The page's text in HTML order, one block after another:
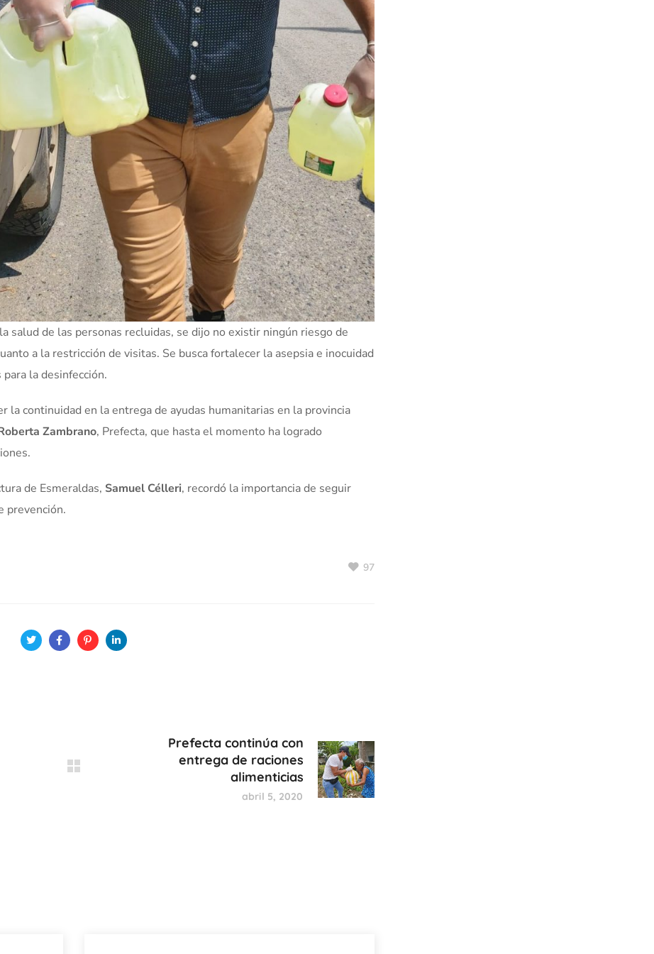
salud de las personas recluidas, se dijo no existir ningún riesgo de
a la restricción de visitas. Se busca fortalecer la asepsia e inocuidad
la desinfección.
la continuidad en la entrega de ayudas humanitarias en la provincia
Zambrano, Prefecta, que hasta el momento ha logrado
de Esmeraldas, Samuel Célleri, recordó la importancia de seguir
prevención.
97
Prefecta continúa con
entrega de raciones
alimenticias
abril 5, 2020